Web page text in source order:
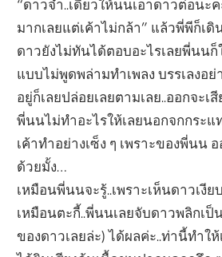
“ดาวจ๋า..เดี๋ยวให้นนเอาดาวต่อนะ
มากเลยแต่เค้าไม่กล้า” แล้วพี่พีก็เดิ
ดาวยังไม่ทันได้ตอบอะไรเลยพี่นนก็
แบบไม่พูดพล่ามทำเพลง บรรเลงอย่
อยู่ก็เลยปล่อยเลยตามเลย..ออกจะ
พี่นนไม่ทำอะไรให้เลยนอกจกกระแ
เค้าทำอย่างเซ็ง ๆ เพราะของพี่นน
ด้วยมั้ง…
เหมือนพี่นนจะรู้..เพราะเห็นดาวเงี
เหมือนตะกี้..พี่นนเลยจับดาวพลิกเป็
ของดาวเลยล่ะ) ได้ผลค่ะ..ท่านี้ทำใ